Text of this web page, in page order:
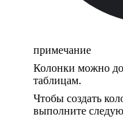
примечание
Колонки можно
таблицам.
Чтобы создать
выполните